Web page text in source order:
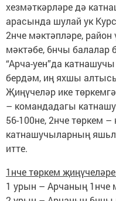
хезмәткәрләре дә
арасында шулай ук
2нче мәктәпләре, район
мәктәбе, 6нчы балалар
“Арча-уен”да
бердәм, иң яхшы
Җиңүчеләр ике
– командадагы
56-100не, 2нче төркем
катнашучыларның
итте.
1нче төркем
1 урын – Арчаның 1нче